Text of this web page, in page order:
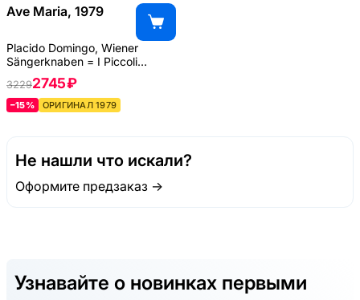
Ave Maria, 1979
Placido Domingo, Wiener
Sängerknaben = I Piccoli
Cantori Di Vienna
32292745 ₽
–15% ОРИГИНАЛ 1979
Не нашли что искали?
Оформите предзаказ →
Узнавайте о новинках первыми